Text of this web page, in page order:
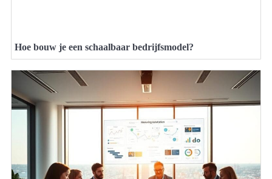
Hoe bouw je een schaalbaar bedrijfsmodel?